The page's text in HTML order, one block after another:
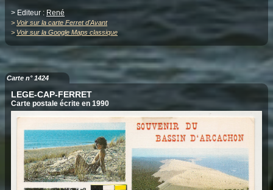
> Editeur : René
> Voir sur la carte Ferret d'Avant
> Voir sur la Google Maps classique
Carte n° 1424
LEGE-CAP-FERRET
Carte postale écrite en 1990